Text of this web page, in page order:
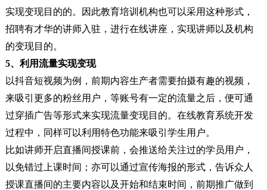
实现变现目的的。因此教育培训机构也可以采用这种形式，
招聘有才华的讲师入驻，进行在线讲座，实现讲师以及机构
的变现目的。
5、利用流量实现变现
以抖音短视频为例，前期内容生产者需要拍摄有趣的视频，
来吸引更多的粉丝用户，等账号有一定的流量之后，便可通
过穿插广告等形式来实现流量变现目的。在线教育系统开发
过程中，同样可以利用特色功能来吸引学生用户。
比如讲师开启直播间授课前，会推送给关注过的学员用户，
以免错过上课时间；亦可以通过宣传海报的形式，告诉众人
授课直播间的主要内容以及开始和结束时间，前期推广做到